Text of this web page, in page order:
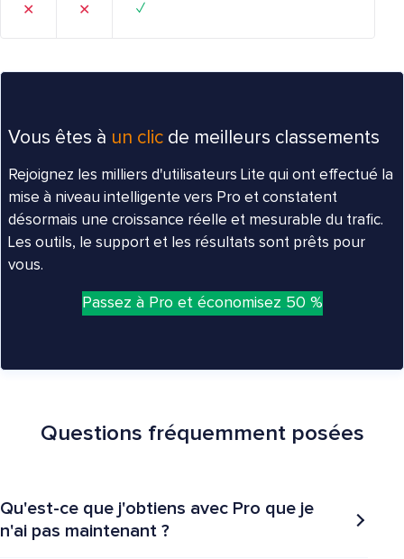
✕ ✕ ✓
Vous êtes à un clic de meilleurs classements
Rejoignez les milliers d'utilisateurs Lite qui ont effectué la
mise à niveau intelligente vers Pro et constatent
désormais une croissance réelle et mesurable du trafic.
Les outils, le support et les résultats sont prêts pour
vous.
Passez à Pro et économisez 50 %
Questions fréquemment posées
Qu'est-ce que j'obtiens avec Pro que je
n'ai pas maintenant ?